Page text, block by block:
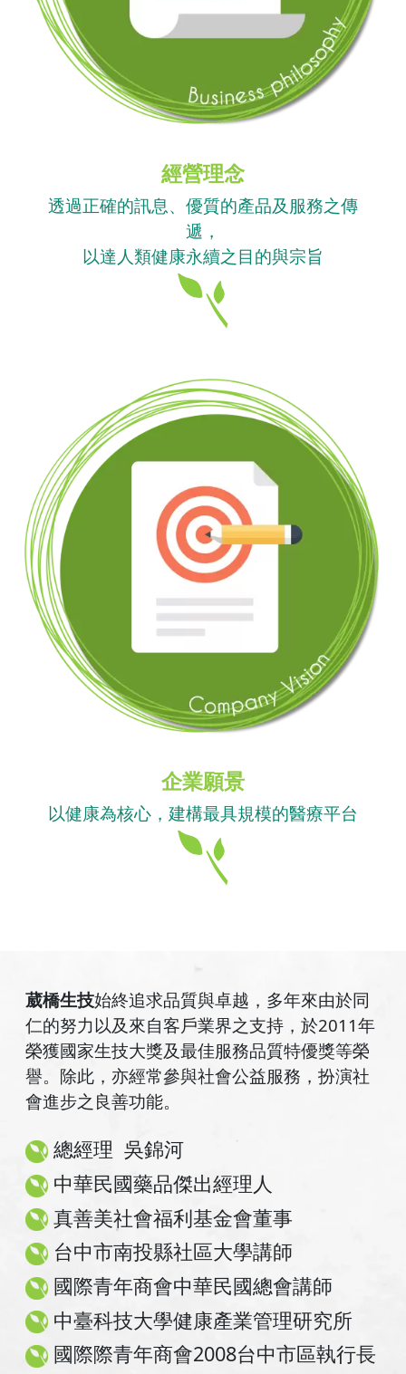
經營理念
透過正確的訊息、優質的產品及服務之傳
遞，
以達人類健康永續之目的與宗旨
企業願景
以健康為核心，建構最具規模的醫療平台
葳橋生技始終追求品質與卓越，多年來由於同
仁的努力以及來自客戶業界之支持，於2011年
榮獲國家生技大獎及最佳服務品質特優獎等榮
譽。除此，亦經常參與社會公益服務，扮演社
會進步之良善功能。
總經理 吳錦河
中華民國藥品傑出經理人
真善美社會福利基金會董事
台中市南投縣社區大學講師
國際青年商會中華民國總會講師
中臺科技大學健康產業管理研究所
國際際青年商會2008台中市區執行長